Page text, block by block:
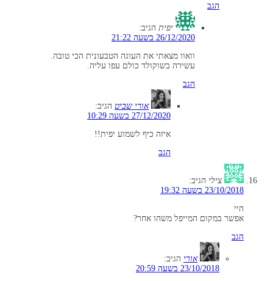
הגב
יפית הגיב:
26/12/2020 בשעה 21:22
וואוו מצאתי את העוגה הטבעונית הכי טובה.
עשירה בשוקולד כולם עפו עליה.
הגב
אורי שביט הגיב:
27/12/2020 בשעה 10:29
איזה כיף לשמוע יפית!!
הגב
צילי הגיב:
23/10/2018 בשעה 19:32
היי
אפשר במקום המייפל משהו אחר?
הגב
אורי הגיב:
23/10/2018 בשעה 20:59